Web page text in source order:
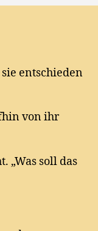
entschieden
von ihr
„Was soll das